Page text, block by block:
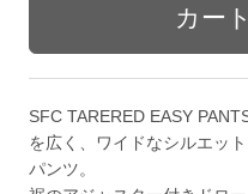
SFC TARERED EASY
を広く、ワイドなシルエッ
パンツ。